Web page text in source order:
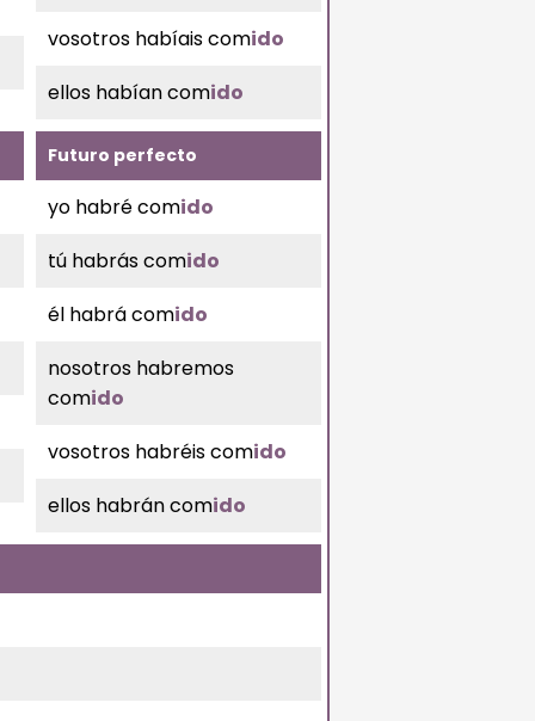
vosotros habíais comido
ellos habían comido
Futuro perfecto
yo habré comido
tú habrás comido
él habrá comido
nosotros habremos
comido
vosotros habréis comido
ellos habrán comido